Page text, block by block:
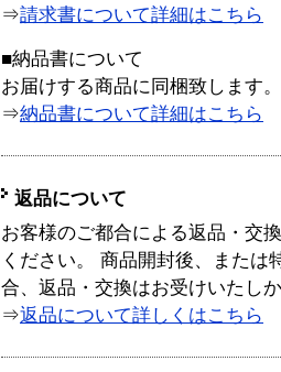
⇒請求書について詳細はこちら
■納品書について
お届けする商品に同梱致します。
⇒納品書について詳細はこちら
返品について
お客様のご都合による返品・交
ください。 商品開封後、または
合、返品・交換はお受けいたし
⇒返品について詳しくはこちら